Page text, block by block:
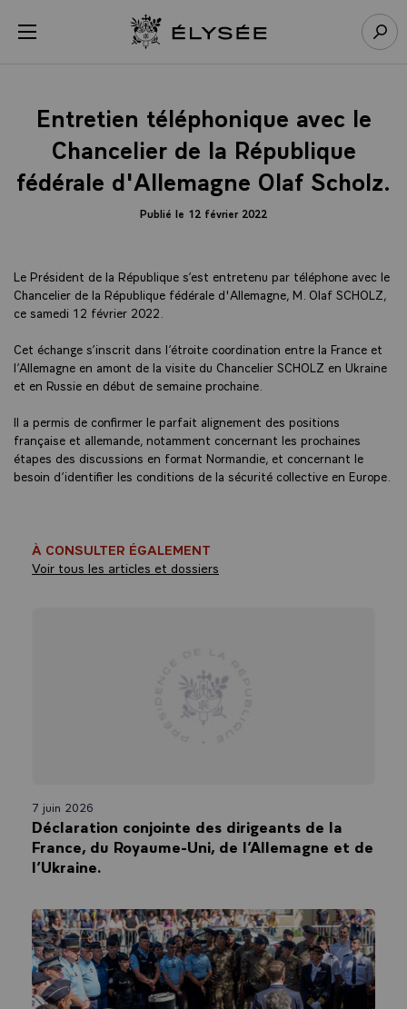
menu Retour à l’accueil Élysée
Entretien téléphonique avec le
Chancelier de la République
fédérale d'Allemagne Olaf Scholz.
Publié le 12 février 2022
Le Président de la République s’est entretenu par téléphone avec le
Chancelier de la République fédérale d'Allemagne, M. Olaf SCHOLZ,
ce samedi 12 février 2022.
Cet échange s’inscrit dans l’étroite coordination entre la France et
l’Allemagne en amont de la visite du Chancelier SCHOLZ en Ukraine
et en Russie en début de semaine prochaine.
Il a permis de confirmer le parfait alignement des positions
française et allemande, notamment concernant les prochaines
étapes des discussions en format Normandie, et concernant le
besoin d’identifier les conditions de la sécurité collective en Europe.
À CONSULTER ÉGALEMENT
Voir tous les articles et dossiers
7 juin 2026
Déclaration conjointe des dirigeants de la
France, du Royaume-Uni, de l’Allemagne et de
l’Ukraine.
Panneau de gestion des cookies